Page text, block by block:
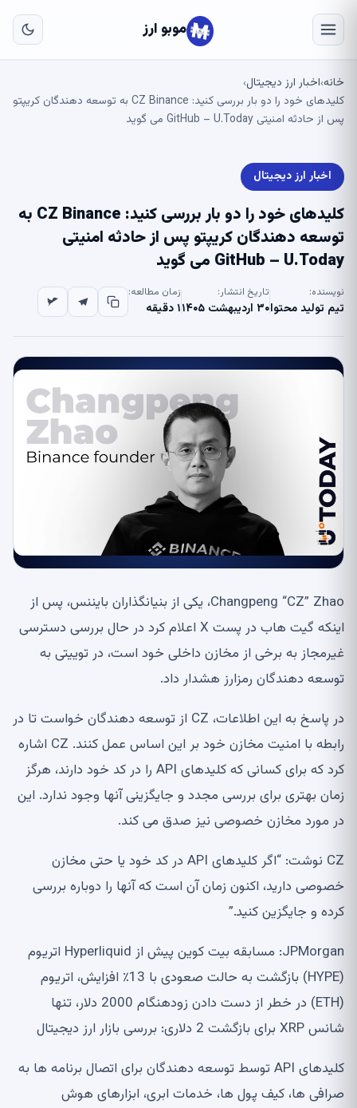
موبو ارز
خانه›اخبار ارز دیجیتال›
کلیدهای خود را دو بار بررسی کنید: CZ Binance به توسعه دهندگان کریپتو
پس از حادثه امنیتی GitHub – U.Today می گوید
اخبار ارز دیجیتال
کلیدهای خود را دو بار بررسی کنید: CZ Binance به
توسعه دهندگان کریپتو پس از حادثه امنیتی
GitHub – U.Today می گوید
نویسنده:
تیم تولید محتوا
تاریخ انتشار:
۳۰ اردیبهشت ۱۴۰۵
زمان مطالعه:
۱ دقیقه
Changpeng “CZ” Zhao، یکی از بنیانگذاران بایننس، پس از
اینکه گیت هاب در پست X اعلام کرد در حال بررسی دسترسی
غیرمجاز به برخی از مخازن داخلی خود است، در توییتی به
توسعه دهندگان رمزارز هشدار داد.
در پاسخ به این اطلاعات، CZ از توسعه دهندگان خواست تا در
رابطه با امنیت مخازن خود بر این اساس عمل کنند. CZ اشاره
کرد که برای کسانی که کلیدهای API را در کد خود دارند، هرگز
زمان بهتری برای بررسی مجدد و جایگزینی آنها وجود ندارد. این
در مورد مخازن خصوصی نیز صدق می کند.
CZ نوشت: “اگر کلیدهای API در کد خود یا حتی مخازن
خصوصی دارید، اکنون زمان آن است که آنها را دوباره بررسی
کرده و جایگزین کنید.”
JPMorgan: مسابقه بیت کوین پیش از Hyperliquid اتریوم
(HYPE) بازگشت به حالت صعودی با 13٪ افزایش، اتریوم
(ETH) در خطر از دست دادن زودهنگام 2000 دلار، تنها
شانس XRP برای بازگشت 2 دلاری: بررسی بازار ارز دیجیتال
کلیدهای API توسط توسعه دهندگان برای اتصال برنامه ها به
صرافی ها، کیف پول ها، خدمات ابری، ابزارهای هوش